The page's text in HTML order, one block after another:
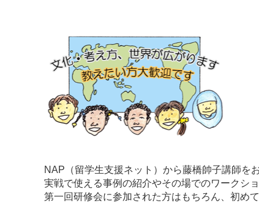
NAP（留学生支援ネット）から藤橋帥子講師を
実戦で使える事例の紹介やその場でのワークシ
第一回研修会に参加された方はもちろん、初め